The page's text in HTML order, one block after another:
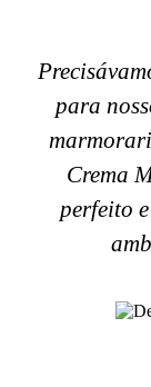
para
Crema
perfeito